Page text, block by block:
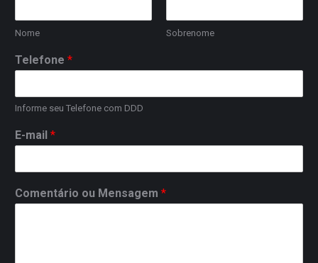
Nome Sobrenome
Telefone *
Informe seu Telefone com DDD
E-mail *
Comentário ou Mensagem *